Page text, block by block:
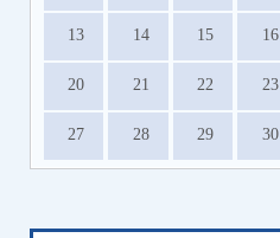
13 14 15 16
20 21 22 23
27 28 29 30